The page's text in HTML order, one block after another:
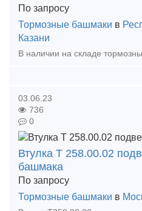
По запросу
Тормозные башмаки в
Казани
03.06.23
736
0
Втулка Т 258.00.02
башмака
По запросу
Тормозные башмаки в